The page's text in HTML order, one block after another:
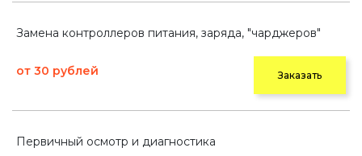
Замена контроллеров питания, заряда, "чарджеров"
от 30 рублей Заказать
Первичный осмотр и диагностика